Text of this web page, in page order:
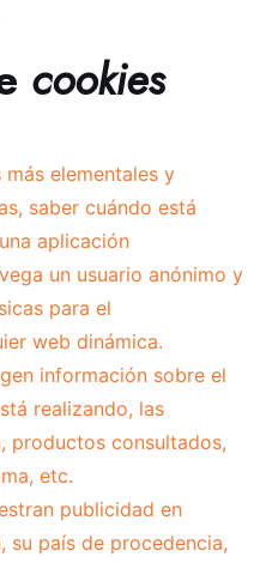
cookies
elementales y
saber cuándo está
aplicación
un usuario anónimo y
para el
web dinámica.
información sobre el
realizando, las
productos consultados,
etc.
publicidad en
su país de procedencia,